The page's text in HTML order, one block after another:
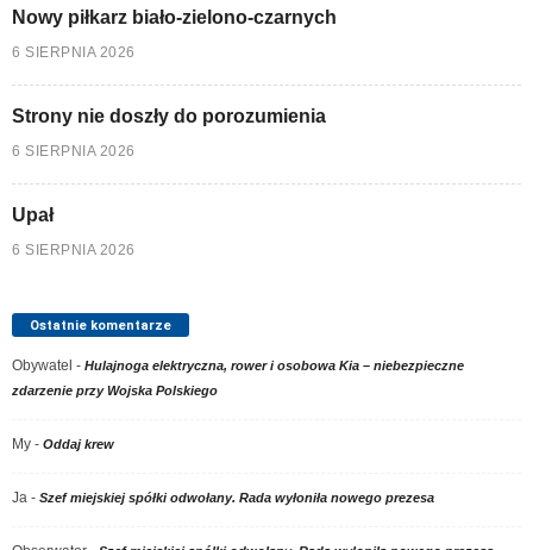
Nowy piłkarz biało-zielono-czarnych
6 SIERPNIA 2026
Strony nie doszły do porozumienia
6 SIERPNIA 2026
Upał
6 SIERPNIA 2026
Ostatnie komentarze
Obywatel - Hulajnoga elektryczna, rower i osobowa Kia – niebezpieczne
zdarzenie przy Wojska Polskiego
My - Oddaj krew
Ja - Szef miejskiej spółki odwołany. Rada wyłoniła nowego prezesa